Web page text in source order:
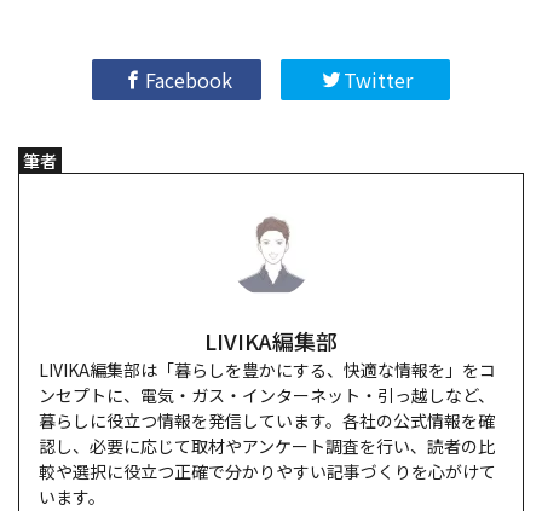
Facebook Twitter
筆者
LIVIKA編集部
LIVIKA編集部は「暮らしを豊かにする、快適な情報を」をコ
ンセプトに、電気・ガス・インターネット・引っ越しなど、
暮らしに役立つ情報を発信しています。各社の公式情報を確
認し、必要に応じて取材やアンケート調査を行い、読者の比
較や選択に役立つ正確で分かりやすい記事づくりを心がけて
います。